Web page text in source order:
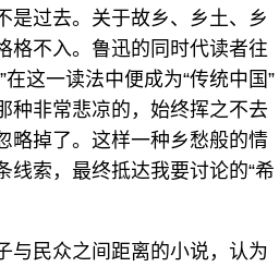
是过去。关于故乡、乡土、乡
格不入。鲁迅的同时代读者往
这一读法中便成为“传统中国”
种非常悲凉的，始终挥之不去
略掉了。这样一种乡愁般的情
线索，最终抵达我要讨论的“希
与民众之间距离的小说，认为